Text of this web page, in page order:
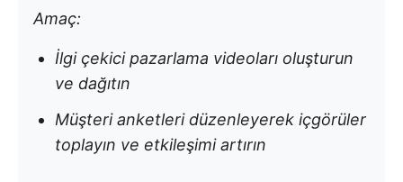
Amaç:
İlgi çekici pazarlama videoları oluşturun
ve dağıtın
Müşteri anketleri düzenleyerek içgörüler
toplayın ve etkileşimi artırın